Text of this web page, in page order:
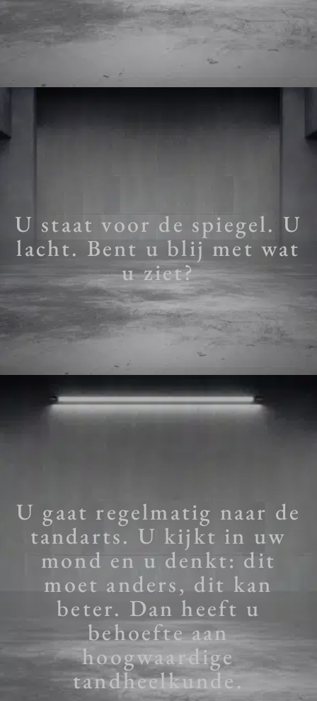
U staat voor de spiegel. U
lacht. Bent u blij met wat
u ziet?
U gaat regelmatig naar de
tandarts. U kijkt in uw
mond en u denkt: dit
moet anders, dit kan
beter. Dan heeft u
behoefte aan
hoogwaardige
tandheelkunde.